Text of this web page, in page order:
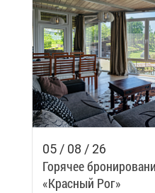
05 / 08 / 26
Го­ря­чее
«Крас­ный Рог»